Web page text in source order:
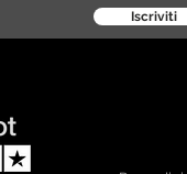
Iscriviti